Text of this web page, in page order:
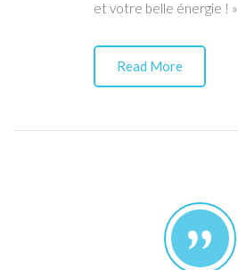
et votre belle énergie ! »
Read More